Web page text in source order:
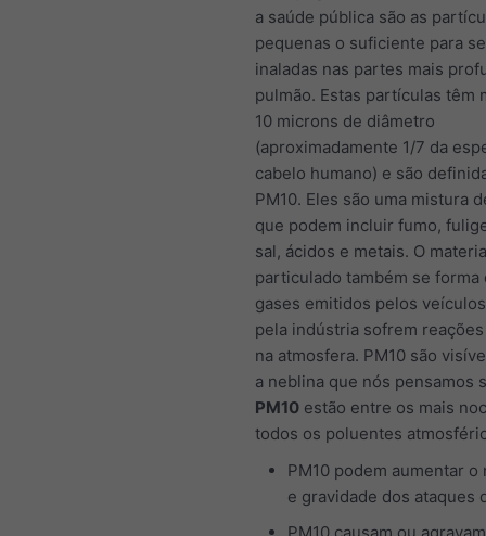
a saúde pública são as
pequenas o suficiente para
inaladas nas partes mais
pulmão. Estas partículas têm
10 microns de diâmetro
(aproximadamente 1/7 da
cabelo humano) e são
PM10. Eles são uma mistura
que podem incluir fumo,
sal, ácidos e metais. O
particulado também se forma
gases emitidos pelos
pela indústria sofrem
na atmosfera. PM10 são
a neblina que nós pensamos
PM10 estão entre os mais
todos os poluentes
PM10 podem aumentar o
e gravidade dos ataques